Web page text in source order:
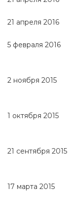
21 апреля 2016
5 февраля 2016
2 ноября 2015
1 октября 2015
21 сентября 2015
17 марта 2015